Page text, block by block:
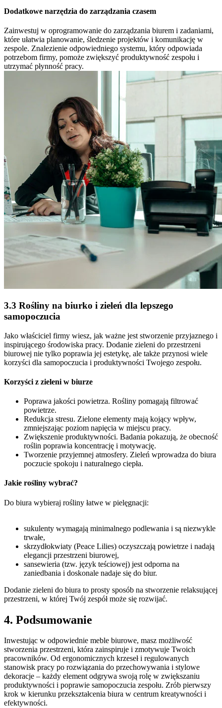
Dodatkowe narzędzia do zarządzania czasem
Zainwestuj w oprogramowanie do zarządzania biurem i zadaniami,
które ułatwia planowanie, śledzenie projektów i komunikację w
zespole. Znalezienie odpowiedniego systemu, który odpowiada
potrzebom firmy, pomoże zwiększyć produktywność zespołu i
utrzymać płynność pracy.
3.3 Rośliny na biurko i zieleń dla lepszego
samopoczucia
Jako właściciel firmy wiesz, jak ważne jest stworzenie przyjaznego i
inspirującego środowiska pracy. Dodanie zieleni do przestrzeni
biurowej nie tylko poprawia jej estetykę, ale także przynosi wiele
korzyści dla samopoczucia i produktywności Twojego zespołu.
Korzyści z zieleni w biurze
Poprawa jakości powietrza. Rośliny pomagają filtrować
powietrze.
Redukcja stresu. Zielone elementy mają kojący wpływ,
zmniejszając poziom napięcia w miejscu pracy.
Zwiększenie produktywności. Badania pokazują, że obecność
roślin poprawia koncentrację i motywację.
Tworzenie przyjemnej atmosfery. Zieleń wprowadza do biura
poczucie spokoju i naturalnego ciepła.
Jakie rośliny wybrać?
Do biura wybieraj rośliny łatwe w pielęgnacji:
sukulenty wymagają minimalnego podlewania i są niezwykle
trwałe,
skrzydłokwiaty (Peace Lilies) oczyszczają powietrze i nadają
elegancji przestrzeni biurowej,
sansewieria (tzw. język teściowej) jest odporna na
zaniedbania i doskonale nadaje się do biur.
Dodanie zieleni do biura to prosty sposób na stworzenie relaksującej
przestrzeni, w której Twój zespół może się rozwijać.
4. Podsumowanie
Inwestując w odpowiednie meble biurowe, masz możliwość
stworzenia przestrzeni, która zainspiruje i zmotywuje Twoich
pracowników. Od ergonomicznych krzeseł i regulowanych
stanowisk pracy po rozwiązania do przechowywania i stylowe
dekoracje – każdy element odgrywa swoją rolę w zwiększaniu
produktywności i poprawie samopoczucia zespołu. Zrób pierwszy
krok w kierunku przekształcenia biura w centrum kreatywności i
efektywności.